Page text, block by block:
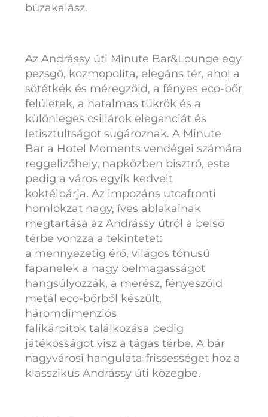
búzakalász.
Az Andrássy úti Minute Bar&Lounge egy
pezsgő, kozmopolita, elegáns tér, ahol a
sötétkék és méregzöld, a fényes eco-bőr
felületek, a hatalmas tükrök és a
különleges csillárok eleganciát és
letisztultságot sugároznak. A Minute
Bar a Hotel Moments vendégei számára
reggelizőhely, napközben bisztró, este
pedig a város egyik kedvelt
koktélbárja. Az impozáns utcafronti
homlokzat nagy, íves ablakainak
megtartása az Andrássy útról a belső
térbe vonzza a tekintetet:
a mennyezetig érő, világos tónusú
fapanelek a nagy belmagasságot
hangsúlyozzák, a merész, fényeszöld
metál eco-bőrből készült,
háromdimenziós
falikárpitok találkozása pedig
játékosságot visz a tágas térbe. A bár
nagyvárosi hangulata frissességet hoz a
klasszikus Andrássy úti közegbe.